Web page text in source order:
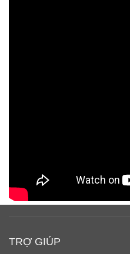
TRỢ GIÚP